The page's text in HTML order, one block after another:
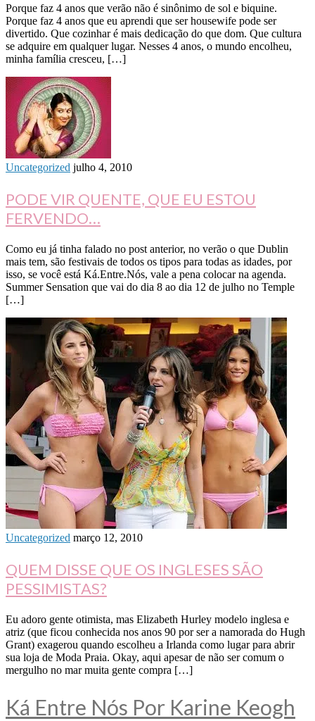
Porque faz 4 anos que verão não é sinônimo de sol e biquine.
Porque faz 4 anos que eu aprendi que ser housewife pode ser
divertido. Que cozinhar é mais dedicação do que dom. Que cultura
se adquire em qualquer lugar. Nesses 4 anos, o mundo encolheu,
minha família cresceu, […]
Uncategorized julho 4, 2010
PODE VIR QUENTE, QUE EU ESTOU
FERVENDO…
Como eu já tinha falado no post anterior, no verão o que Dublin
mais tem, são festivais de todos os tipos para todas as idades, por
isso, se você está Ká.Entre.Nós, vale a pena colocar na agenda.
Summer Sensation que vai do dia 8 ao dia 12 de julho no Temple
[…]
Uncategorized março 12, 2010
QUEM DISSE QUE OS INGLESES SÃO
PESSIMISTAS?
Eu adoro gente otimista, mas Elizabeth Hurley modelo inglesa e
atriz (que ficou conhecida nos anos 90 por ser a namorada do Hugh
Grant) exagerou quando escolheu a Irlanda como lugar para abrir
sua loja de Moda Praia. Okay, aqui apesar de não ser comum o
mergulho no mar muita gente compra […]
Ká Entre Nós Por Karine Keogh